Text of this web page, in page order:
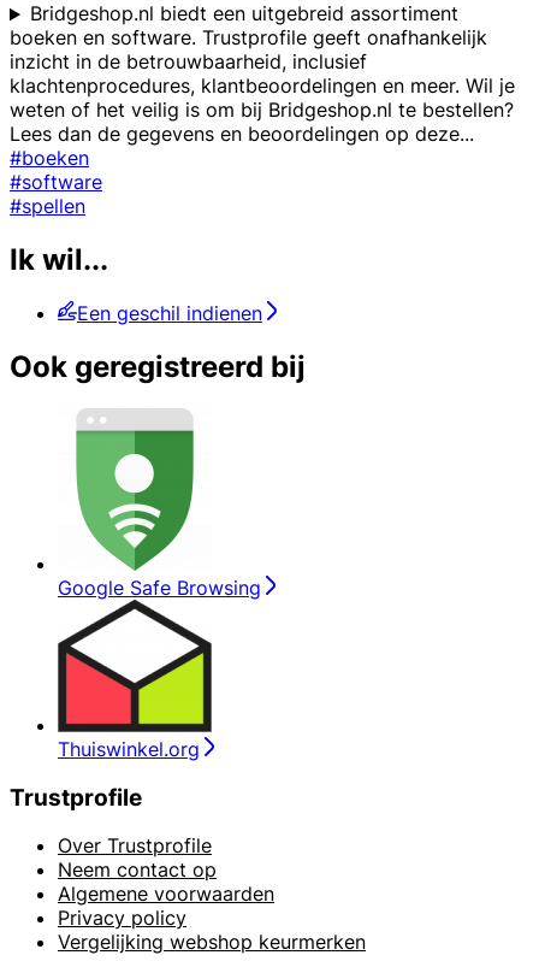
Bridgeshop.nl biedt een uitgebreid assortiment
boeken en software. Trustprofile geeft onafhankelijk
inzicht in de betrouwbaarheid, inclusief
klachtenprocedures, klantbeoordelingen en meer. Wil je
weten of het veilig is om bij Bridgeshop.nl te bestellen?
Lees dan de gegevens en beoordelingen op deze...
#boeken
#software
#spellen
Ik wil...
Een geschil indienen
Ook geregistreerd bij
Google Safe Browsing
Thuiswinkel.org
Trustprofile
Over Trustprofile
Neem contact op
Algemene voorwaarden
Privacy policy
Vergelijking webshop keurmerken